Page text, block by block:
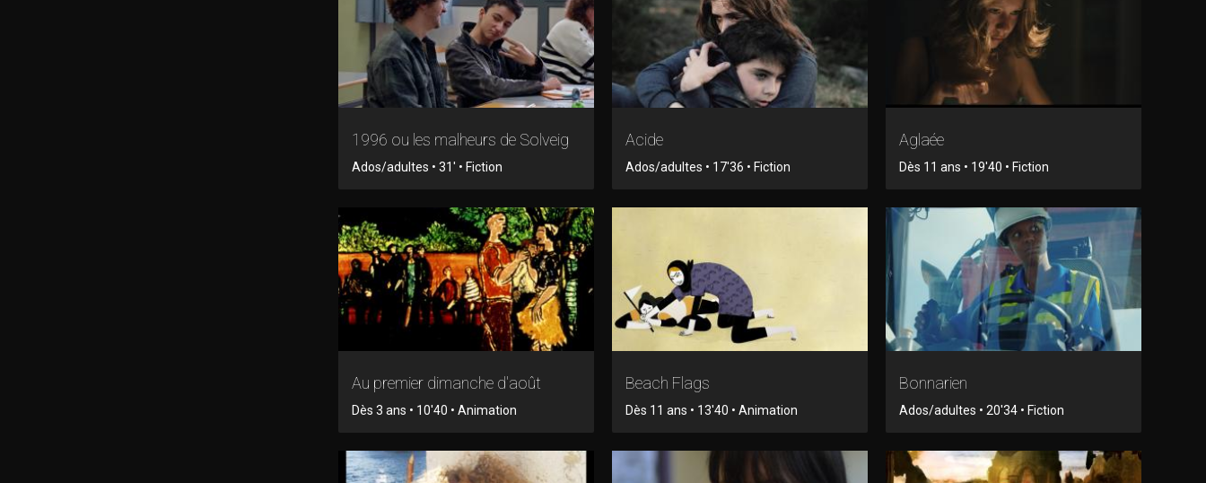
1996 ou les malheurs de Solveig
Ados/adultes • 31' • Fiction
Acide
Ados/adultes • 17'36 • Fiction
Aglaée
Dès 11 ans • 19'40 • Fiction
Au premier dimanche d'août
Dès 3 ans • 10'40 • Animation
Beach Flags
Dès 11 ans • 13'40 • Animation
Bonnarien
Ados/adultes • 20'34 • Fiction